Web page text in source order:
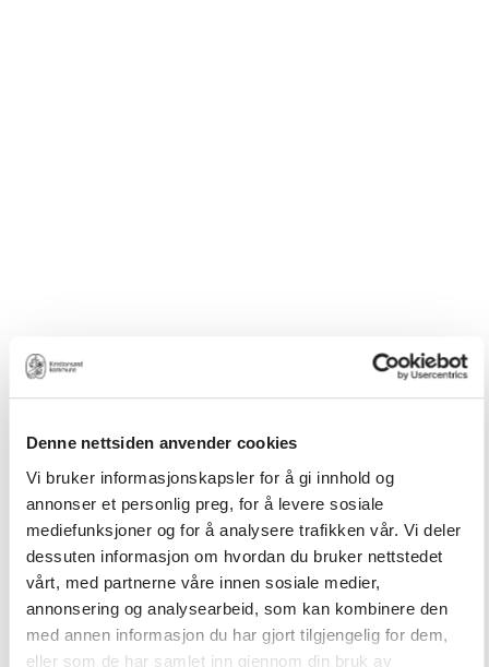
Denne nettsiden anvender cookies
Vi bruker informasjonskapsler for å gi innhold og
annonser et personlig preg, for å levere sosiale
mediefunksjoner og for å analysere trafikken vår. Vi deler
dessuten informasjon om hvordan du bruker nettstedet
vårt, med partnerne våre innen sosiale medier,
annonsering og analysearbeid, som kan kombinere den
med annen informasjon du har gjort tilgjengelig for dem,
eller som de har samlet inn gjennom din bruk av